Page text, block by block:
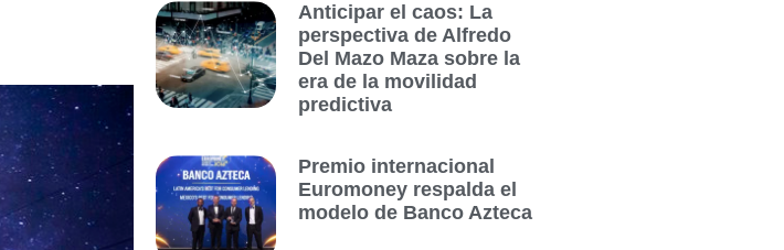
Anticipar el caos: La
perspectiva de Alfredo
Del Mazo Maza sobre la
era de la movilidad
predictiva
Premio internacional
Euromoney respalda el
modelo de Banco Azteca